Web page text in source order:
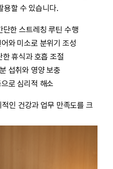
용할 수 있습니다.
한 스트레칭 루틴 수행
와 미소로 분위기 조성
휴식과 호흡 조절
섭취와 영양 보충
로 심리적 해소
인 건강과 업무 만족도를 크